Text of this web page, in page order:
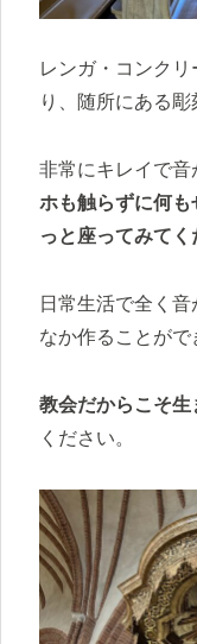
レンガ・コンク
り、随所にある彫
非常にキレイで音
ホも触らずに何
っと座ってみてく
日常生活で全く
なか作ることがで
教会だからこそ
ください。